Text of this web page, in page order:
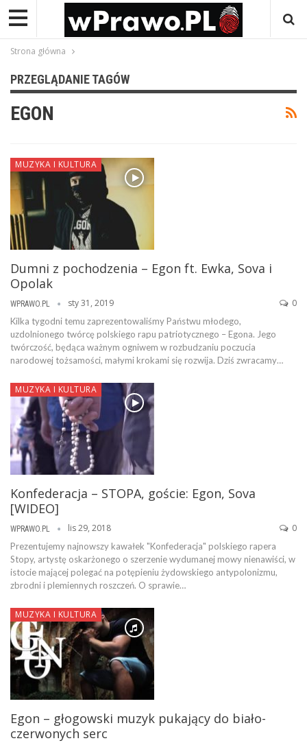
Strona główna
PRZEGLĄDANIE TAGÓW
EGON
MUZYKA I KULTURA
Dumni z pochodzenia – Egon ft. Ewka, Sova i
Opolak
WPRAWO.PL sty 31, 2019 0
Kilka tygodni temu zaprezentowaliśmy Państwu młodego,
uzdolnionego twórcę polskiego rapu patriotycznego – Egona. Jego
twórczość, będąca ważnym ogniwem w rozbudzaniu poczucia
narodowej tożsamości, małymi krokami się rozwija. Dziś zwracamy…
MUZYKA I KULTURA
Konfederacja – STOPA, goście: Egon, Sova
[WIDEO]
WPRAWO.PL lis 29, 2018 0
Prezentujemy najnowszy kawałek "Konfederacja" polskiego rapera
Stopy, artystę oskarżonego o szerzenie wydumanej mowy nienawiści, w
istocie mającej polegać na potępieniu żydowskiego antypolonizmu,
zbrodni i plemiennych roszczeń. O sprawie…
MUZYKA I KULTURA
Egon – głogowski muzyk pukający do biało-
czerwonych serc